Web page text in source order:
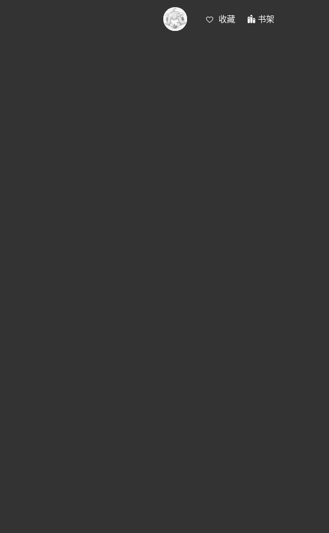
收藏 书架